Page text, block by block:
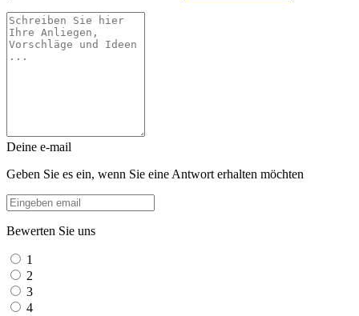
Deine e-mail
Geben Sie es ein, wenn Sie eine Antwort erhalten möchten
Bewerten Sie uns
1
2
3
4